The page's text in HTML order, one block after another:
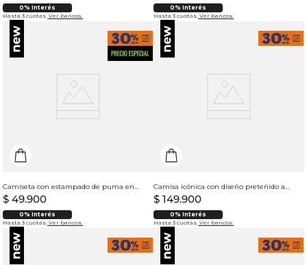
0% Interés
Hasta 3 cuotas. Ver bancos.
0% Interés
Hasta 3 cuotas. Ver bancos.
Camiseta con estampado de puma en punto corazón para mujer
$ 49.900
0% Interés
Hasta 3 cuotas. Ver bancos.
Camisa icónica con diseño preteñido a rayas para mujer
$ 149.900
0% Interés
Hasta 3 cuotas. Ver bancos.